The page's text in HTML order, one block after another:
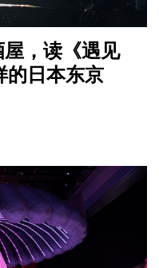
，读《遇见
的日本东京